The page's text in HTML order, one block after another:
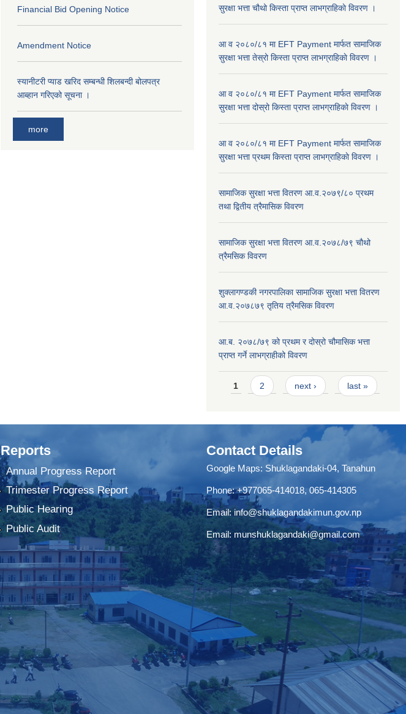
Financial Bid Opening Notice
Amendment Notice
स्यानीटरी प्याड खरिद सम्बन्धी शिलबन्दी बोलपत्र
आब्हान गरिएको सूचना ।
more
सुरक्षा भत्ता चौथो किस्ता प्राप्त लाभग्राहिकाे विवरण ।
आ व २०८०/८१ मा EFT Payment मार्फत सामाजिक
सुरक्षा भत्ता तेस्रो किस्ता प्राप्त लाभग्राहिकाे विवरण ।
आ व २०८०/८१ मा EFT Payment मार्फत सामाजिक
सुरक्षा भत्ता दोस्रो किस्ता प्राप्त लाभग्राहिकाे विवरण ।
आ व २०८०/८१ मा EFT Payment मार्फत सामाजिक
सुरक्षा भत्ता प्रथम किस्ता प्राप्त लाभग्राहिकाे विवरण ।
सामाजिक सुरक्षा भत्ता वितरण आ.व.२०७९/८० प्रथम
तथा द्वितीय त्रैमासिक विवरण
सामाजिक सुरक्षा भत्ता वितरण आ.व.२०७८/७९ चौथो
त्रैमसिक विवरण
शुक्लागण्डकी नगरपालिका सामाजिक सुरक्षा भत्ता वितरण
आ.व.२०७८७९ तृतिय त्रैमसिक विवरण
आ.ब. २०७८/७९ को प्रथम र दोस्रो चौमासिक भत्ता
प्राप्त गर्ने लाभग्राहीको विवरण
Pages
1 2 next › last »
Reports
Annual Progress Report
Trimester Progress Report
Public Hearing
Public Audit
Contact Details
Google Maps: Shuklagandaki-04, Tanahun
Phone:+977065-414018, 065-414305
Email:info@shuklagandakimun.gov.np
Email: munshuklagandaki@gmail.com